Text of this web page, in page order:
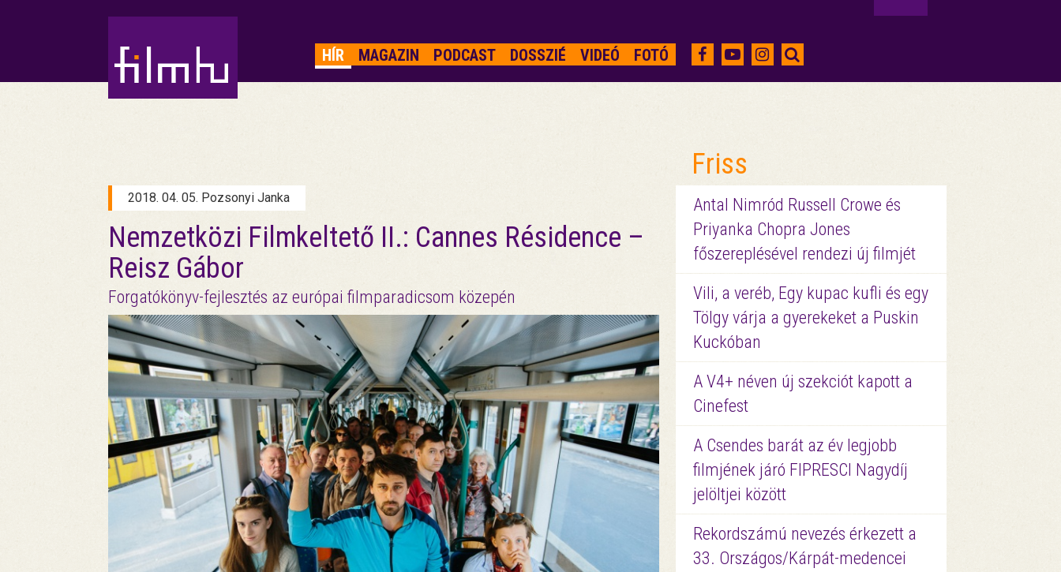
HÍR MAGAZIN PODCAST DOSSZIÉ VIDEÓ FOTÓ
2018. 04. 05. Pozsonyi Janka
Nemzetközi Filmkeltető II.: Cannes Résidence –
Reisz Gábor
Forgatókönyv-fejlesztés az európai filmparadicsom közepén
Friss
Antal Nimród Russell Crowe és
Priyanka Chopra Jones
főszereplésével rendezi új filmjét
Vili, a veréb, Egy kupac kufli és egy
Tölgy várja a gyerekeket a Puskin
Kuckóban
A V4+ néven új szekciót kapott a
Cinefest
A Csendes barát az év legjobb
filmjének járó FIPRESCI Nagydíj
jelöltjei között
Rekordszámú nevezés érkezett a
33. Országos/Kárpát-medencei